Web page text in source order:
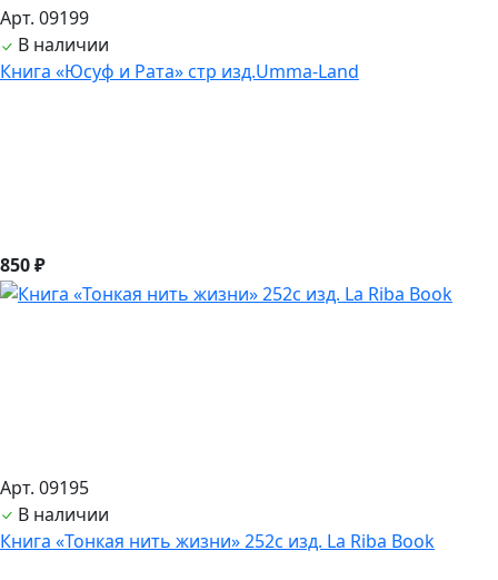
Арт. 09199
В наличии
Книга «Юсуф и Рата» стр изд.Umma-Land
850 ₽
Арт. 09195
В наличии
Книга «Тонкая нить жизни» 252с изд. La Riba Book